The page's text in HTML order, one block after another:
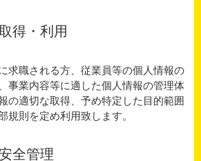
得・利用
求職される方、従業員等の個人情報の
事業内容等に適した個人情報の管理体
の適切な取得、予め特定した目的範囲
規則を定め利用致します。
全管理